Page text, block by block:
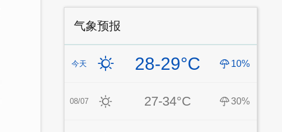
气象预报
今天 28-29°C 10%
08/07 27-34°C 30%